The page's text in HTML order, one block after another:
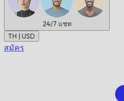
24/7 แชท
TH | USD
สมัคร